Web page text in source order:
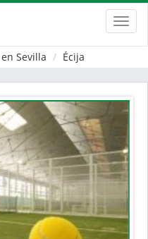
Sevilla Écija